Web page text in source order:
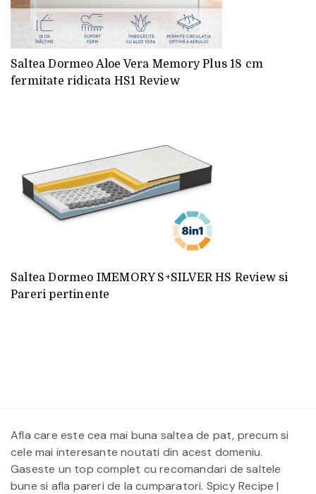
Saltea Dormeo Aloe Vera Memory Plus 18 cm
fermitate ridicata HS1 Review
Saltea Dormeo IMEMORY S+SILVER HS Review si
Pareri pertinente
Afla care este cea mai buna saltea de pat, precum si
cele mai interesante noutati din acest domeniu.
Gaseste un top complet cu recomandari de saltele
bune si afla pareri de la cumparatori. Spicy Recipe |